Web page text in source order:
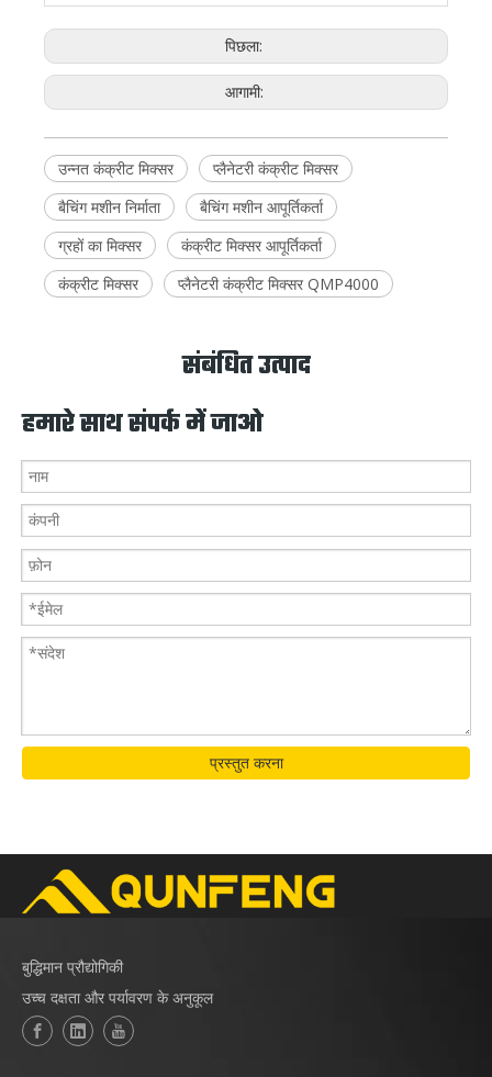
पिछला:
आगामी:
उन्नत कंक्रीट मिक्सर
प्लैनेटरी कंक्रीट मिक्सर
बैचिंग मशीन निर्माता
बैचिंग मशीन आपूर्तिकर्ता
ग्रहों का मिक्सर
कंक्रीट मिक्सर आपूर्तिकर्ता
कंक्रीट मिक्सर
प्लैनेटरी कंक्रीट मिक्सर QMP4000
संबंधित उत्पाद
हमारे साथ संपर्क में जाओ
प्रस्तुत करना
बुद्धिमान प्रौद्योगिकी
उच्च दक्षता और पर्यावरण के अनुकूल